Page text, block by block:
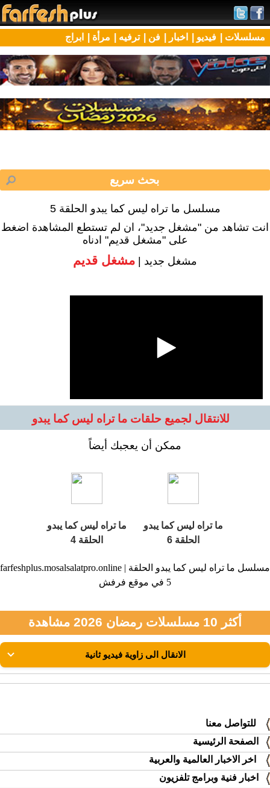
مسلسلات | فيديو | اخبار | فن | ترفيه | مرأة | ابراج
مسلسل ما تراه ليس كما يبدو الحلقة 5
انت تشاهد من "مشغل جديد"، ان لم تستطع المشاهدة اضغط
على "مشغل قديم" ادناه
مشغل جديد | مشغل قديم
للانتقال لجميع حلقات ما تراه ليس كما يبدو
ممكن أن يعجبك أيضاً
ما تراه ليس كما يبدو
الحلقة 6
ما تراه ليس كما يبدو
الحلقة 4
farfeshplus.mosalsalatpro.online | مسلسل ما تراه ليس كما يبدو الحلقة
5 في موقع فرفش
أكثر 10 مسلسلات رمضان 2026 مشاهدة
للتواصل معنا
الصفحة الرئيسية
اخر الاخبار العالمية والعربية
اخبار فنية وبرامج تلفزيون